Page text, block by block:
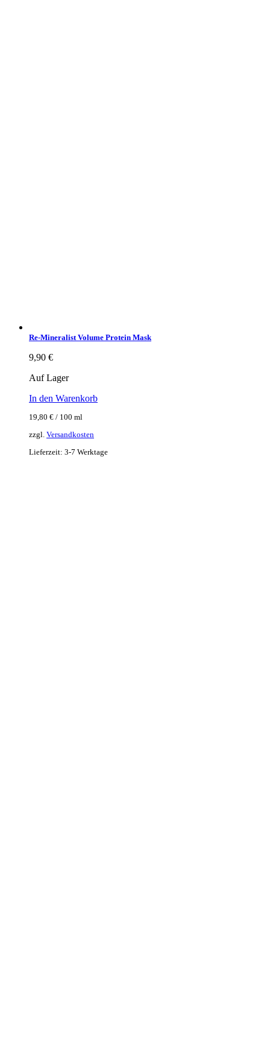
Re-Mineralist Volume Protein Mask
9,90 €
Auf Lager
In den Warenkorb
19,80 € / 100 ml
zzgl. Versandkosten
Lieferzeit: 3-7 Werktage